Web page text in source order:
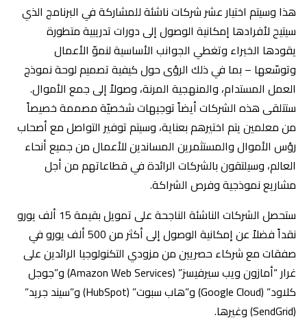
هذا وسيتم اختيار عشر شركات ناشئة للمشاركة في البرنامج الذي
سيتيح لأفرادها إمكانية الوصول إلى دورات تدريبية متطورة
يقودها الخبراء وتغطي الجوانب الأساسية لنموّ الأعمال
وتوسّعها – بما في ذلك الرؤى حول كيفية تصميم لوحة نموذج
العمل المستدام، والمنهجية المرنة، وصولاً إلى جمع الأموال.
ستتلقى هذه الشركات أيضاً توجيهات شخصيّة مصممة خصيصاً
من معلمين يتم اختيرهم بعناية، وسيتم توفير التواصل مع أصحاب
رؤس الأموال والمستثمرين المساندين للأعمال من جميع أنحاء
العالم، وسيلتقون بالشركات الرائدة في قطاعاتهم من أجل
مشاريع نموذجية وفرص الشراكة.
ستحصل الشركات الناشئة الناجحة على تمويل بقيمة 15 ألف يورو
نقداً فضلاً عن إمكانية الوصول إلى أكثر من 500 ألف يورو في
صفقات مع شركاء حصريين من مزودي التكنولوجيا الرائدين على
غرار “أمازون ويب سيرفيسز” (Amazon Web Services) و”جوجل
كلاود” (Google Cloud) و”هاب سبوت” (HubSpot) و”سيند جريد”
(SendGrid) وغيرها.